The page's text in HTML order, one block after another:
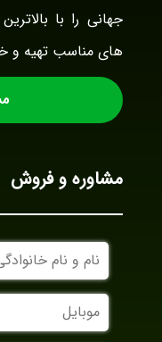
جهانی را با
های مناسب تهیه و
مشاوره و فروش
نام
و
نام
خانوادگی
موبایل